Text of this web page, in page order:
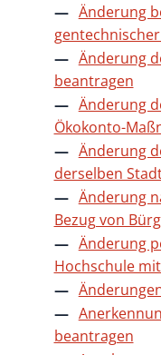
Änderung
Änderung
beantragen
Änderung
Ökokonto-
Änderung
derselben
Änderung
Bezug von
Änderung
Hochschule
beantragen